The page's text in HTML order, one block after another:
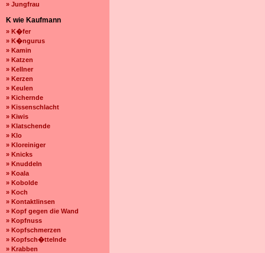
» Jungfrau
K wie Kaufmann
» K�fer
» K�ngurus
» Kamin
» Katzen
» Kellner
» Kerzen
» Keulen
» Kichernde
» Kissenschlacht
» Kiwis
» Klatschende
» Klo
» Kloreiniger
» Knicks
» Knuddeln
» Koala
» Kobolde
» Koch
» Kontaktlinsen
» Kopf gegen die Wand
» Kopfnuss
» Kopfschmerzen
» Kopfsch�ttelnde
» Krabben